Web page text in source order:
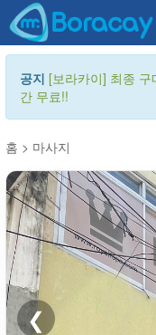
공지 [보라카이] 최종
간 무료!!
홈 > 마사지
❮